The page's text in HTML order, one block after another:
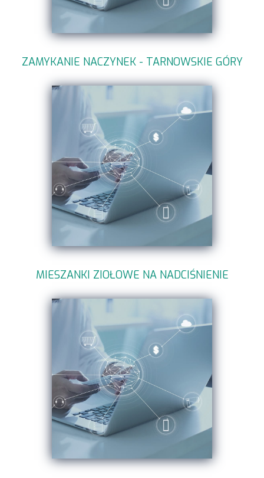
ZAMYKANIE NACZYNEK - TARNOWSKIE GÓRY
MIESZANKI ZIOŁOWE NA NADCIŚNIENIE